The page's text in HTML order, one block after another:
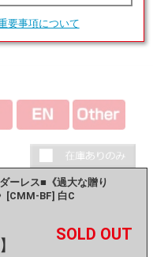
要事項について
ーレス■《過大な贈り
[CMM-BF] 白C
－ +